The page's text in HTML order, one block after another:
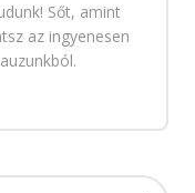
Sőt, amint
az ingyenesen